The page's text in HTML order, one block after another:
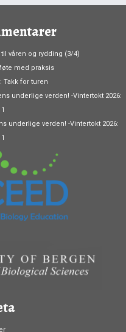
våren og rydding (3/4)
med praksis
Takk for turen
underlige verden! -Vintertokt 2026:
underlige verden! -Vintertokt 2026: